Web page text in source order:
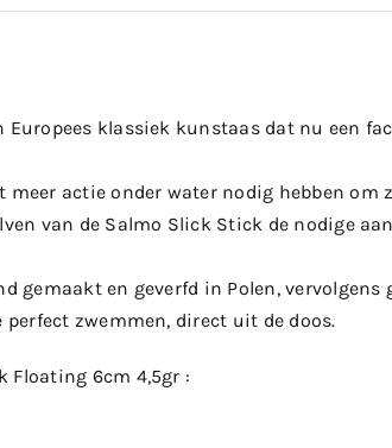
Europees klassiek kunstaas dat nu een
actie onder water nodig hebben om
van de Salmo Slick Stick de nodige
gemaakt en geverfd in Polen,
zwemmen, direct uit de doos.
Floating 6cm 4,5gr :